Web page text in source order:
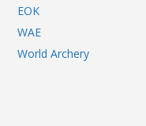
EOK
WAE
World Archery